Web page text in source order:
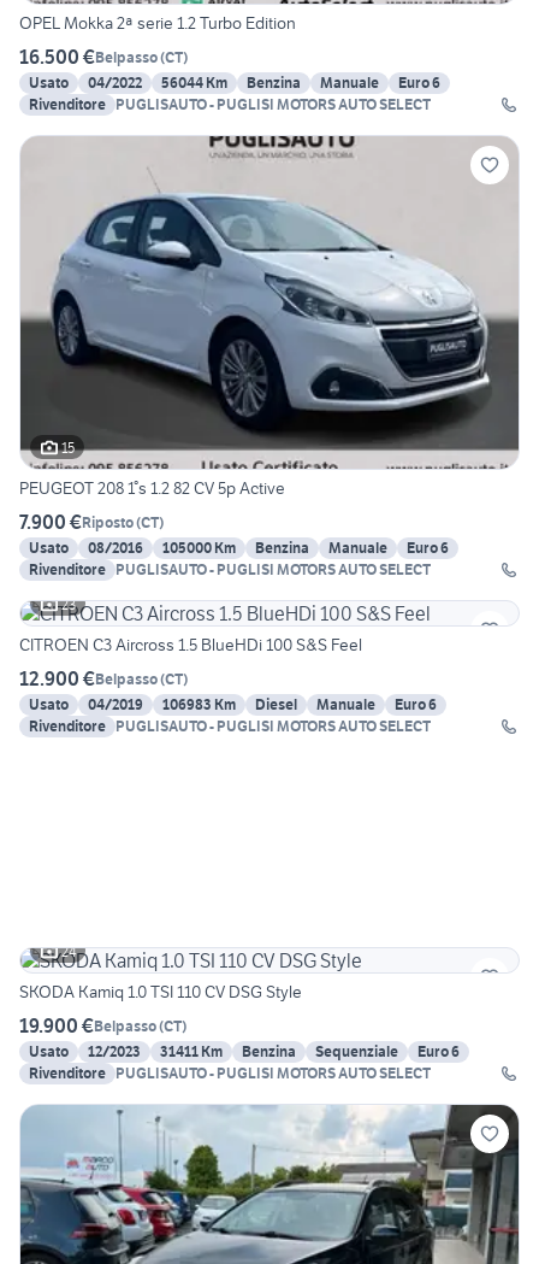
OPEL Mokka 2ª serie 1.2 Turbo Edition
16.500 €Belpasso(CT)
Usato
04/2022 56044 Km Benzina Manuale
Euro 6
Rivenditore
PUGLISAUTO - PUGLISI MOTORS AUTO SELECT
15
PEUGEOT 208 1°s 1.2 82 CV 5p Active
7.900 €Riposto(CT)
Usato
08/2016 105000 Km Benzina Manuale
Euro 6
Rivenditore
PUGLISAUTO - PUGLISI MOTORS AUTO SELECT
23
CITROEN C3 Aircross 1.5 BlueHDi 100 S&S Feel
12.900 €Belpasso(CT)
Usato
04/2019 106983 Km Diesel Manuale
Euro 6
Rivenditore
PUGLISAUTO - PUGLISI MOTORS AUTO SELECT
24
SKODA Kamiq 1.0 TSI 110 CV DSG Style
19.900 €Belpasso(CT)
Usato
12/2023 31411 Km Benzina Sequenziale
Euro 6
Rivenditore
PUGLISAUTO - PUGLISI MOTORS AUTO SELECT